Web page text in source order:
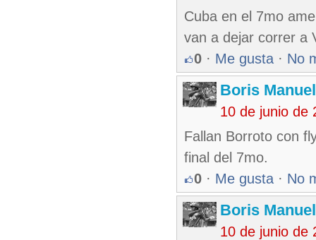
Cuba en el 7mo
van a dejar correr a
0 · Me gusta · No
Boris
10 de junio de
Fallan Borroto con
final del 7mo.
0 · Me gusta · No
Boris
10 de junio de